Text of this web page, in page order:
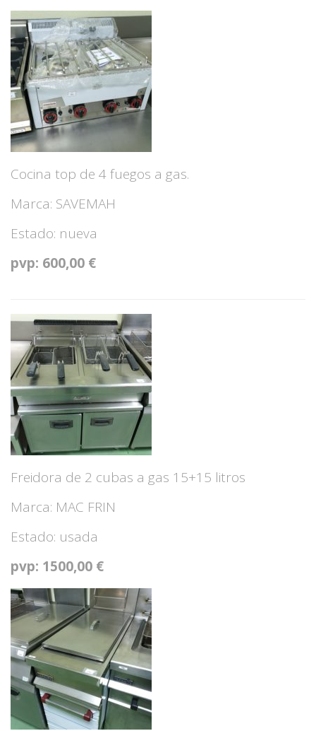
Cocina top de 4 fuegos a gas.
Marca: SAVEMAH
Estado: nueva
pvp: 600,00 €
Freidora de 2 cubas a gas 15+15 litros
Marca: MAC FRIN
Estado: usada
pvp: 1500,00 €